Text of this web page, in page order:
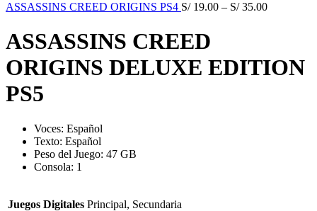
ASSASSINS CREED ORIGINS PS4 S/19.00 – S/35.00
ASSASSINS CREED
ORIGINS DELUXE EDITION
PS5
Voces: Español
Texto: Español
Peso del Juego: 47 GB
Consola: 1
Juegos Digitales Principal, Secundaria